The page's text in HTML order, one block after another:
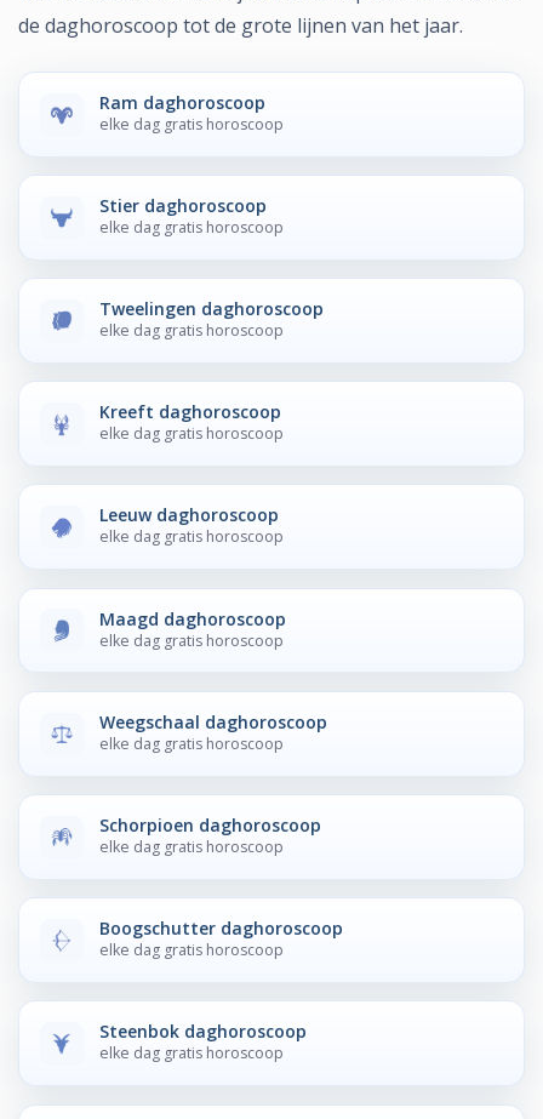
de daghoroscoop tot de grote lijnen van het jaar.
Ram daghoroscoop
elke dag gratis horoscoop
Stier daghoroscoop
elke dag gratis horoscoop
Tweelingen daghoroscoop
elke dag gratis horoscoop
Kreeft daghoroscoop
elke dag gratis horoscoop
Leeuw daghoroscoop
elke dag gratis horoscoop
Maagd daghoroscoop
elke dag gratis horoscoop
Weegschaal daghoroscoop
elke dag gratis horoscoop
Schorpioen daghoroscoop
elke dag gratis horoscoop
Boogschutter daghoroscoop
elke dag gratis horoscoop
Steenbok daghoroscoop
elke dag gratis horoscoop